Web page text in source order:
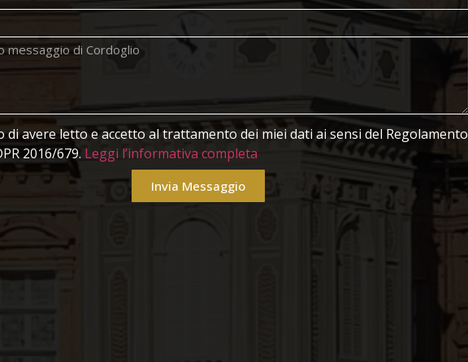
di avere letto e accetto al trattamento dei miei dati ai sensi del Regolamento
2016/679. Leggi l’informativa completa
Invia Messaggio